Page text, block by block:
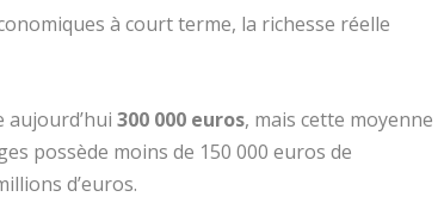
à court terme, la richesse réelle
aujourd’hui300 000 euros, mais cette moyenne
possède moins de 150 000 euros de
d’euros.